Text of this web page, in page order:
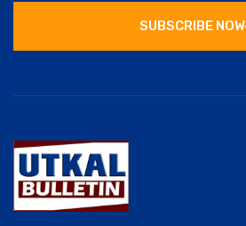
SUBSCRIBE NOW